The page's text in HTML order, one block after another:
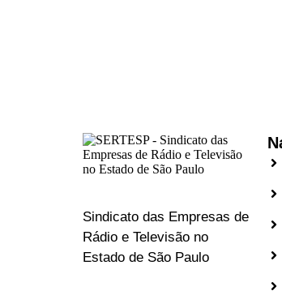
Sindicato das Empresas de
Rádio e Televisão no
Estado de São Paulo